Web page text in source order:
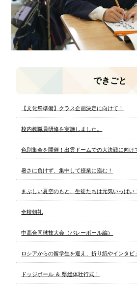
できごと
【文化祭準備】クラス企画決定に向けて！
校内教職員研修を実施しました。
色別集会を開催！出雲ドームでの大決戦に向け
暑さに負けず、集中して授業に臨む！
まぶしい夏空のもと、生徒たちは元気いっぱい！
全校朝礼
中高合同球技大会（バレーボール編）
ロシアからの留学生を迎え、折り紙やインタビ
ドッジボール ＆ 県総体壮行式！